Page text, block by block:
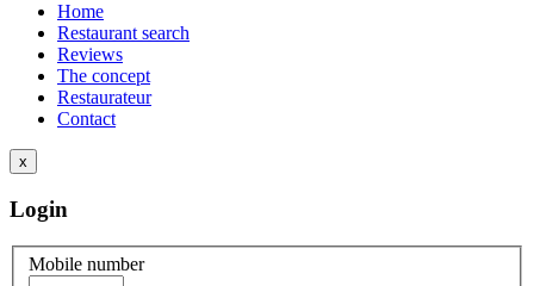
Home
Restaurant search
Reviews
The concept
Restaurateur
Contact
x
Login
Mobile number